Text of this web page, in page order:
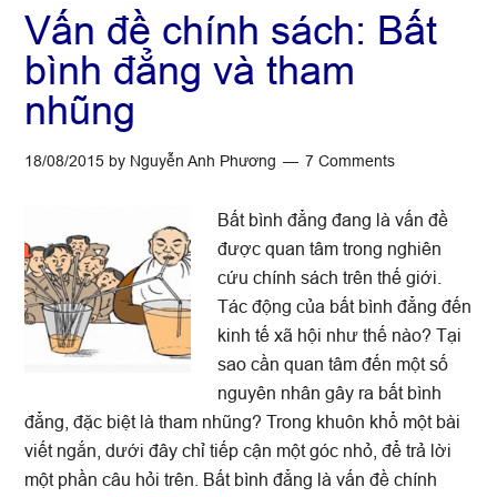
và
khoa
học
Vấn đề chính sách: Bất
bình đẳng và tham
nhũng
18/08/2015 by Nguyễn Anh Phương 7 Comments
Bất bình đẳng đang là vấn đề
được quan tâm trong nghiên
cứu chính sách trên thế giới.
Tác động của bất bình đẳng đến
kinh tế xã hội như thế nào? Tại
sao cần quan tâm đến một số
nguyên nhân gây ra bất bình
đẳng, đặc biệt là tham nhũng? Trong khuôn khổ một bài
viết ngắn, dưới đây chỉ tiếp cận một góc nhỏ, để trả lời
một phần câu hỏi trên. Bất bình đẳng là vấn đề chính